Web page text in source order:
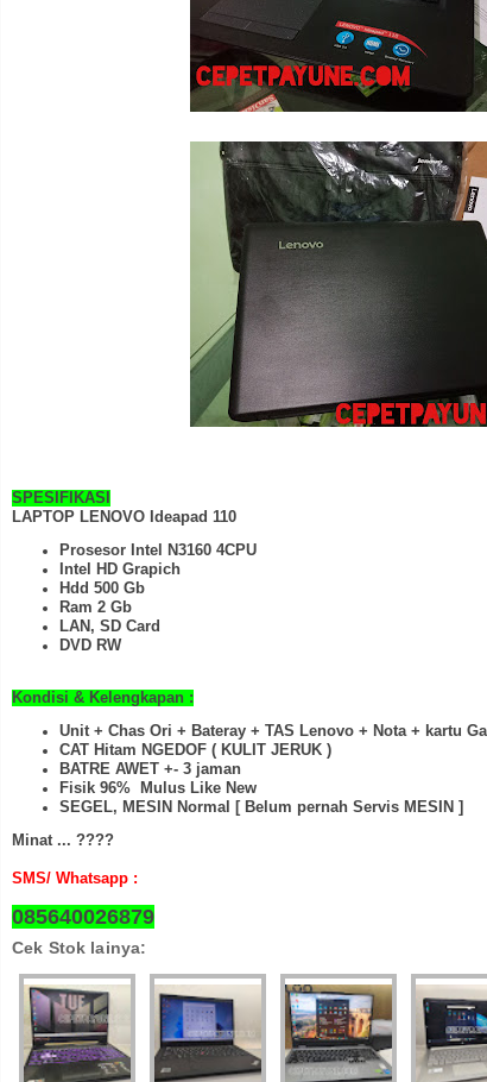
SPESIFIKASI
LAPTOP LENOVO Ideapad 110
Prosesor Intel N3160 4CPU
Intel HD Grapich
Hdd 500 Gb
Ram 2 Gb
LAN, SD Card
DVD RW
Kondisi & Kelengkapan :
Unit + Chas Ori + Bateray + TAS Lenovo + Nota + kartu
CAT Hitam NGEDOF ( KULIT JERUK )
BATRE AWET +- 3 jaman
Fisik 96% Mulus Like New
SEGEL, MESIN Normal [ Belum pernah Servis MESIN ]
Minat ... ????
SMS/ Whatsapp :
085640026879
Cek Stok lainya: